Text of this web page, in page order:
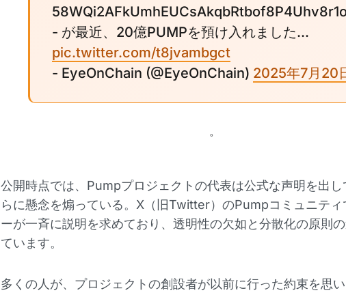
- が最近、20億PUMPを預け入れました...
pic.twitter.com/t8jvambgct
- EyeOnChain (@EyeOnChain) 2025年7月20
。
公開時点では、Pumpプロジェクトの代表は公式な声明を出し
らに懸念を煽っている。X（旧Twitter）のPumpコミュニティ
ーが一斉に説明を求めており、透明性の欠如と分散化の原則
ています。
多くの人が、プロジェクトの創設者が以前に行った約束を思い